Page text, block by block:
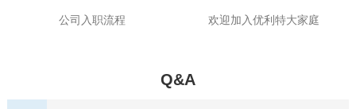
公司入职流程 欢迎加入优利特大家庭
Q&A